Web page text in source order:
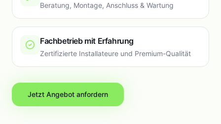
Beratung, Montage, Anschluss & Wartung
Fachbetrieb mit Erfahrung
Zertifizierte Installateure und Premium-Qualität
Jetzt Angebot anfordern